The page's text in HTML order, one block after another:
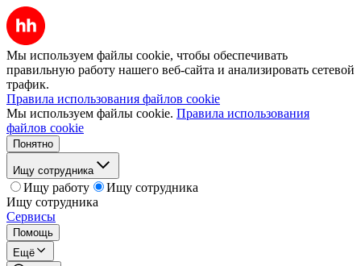
Мы используем файлы cookie, чтобы обеспечивать
правильную работу нашего веб-сайта и анализировать сетевой
трафик.
Правила использования файлов cookie
Мы используем файлы cookie. Правила использования
файлов cookie
Понятно
Ищу сотрудника
Ищу работу
Ищу сотрудника
Ищу сотрудника
Сервисы
Помощь
Ещё